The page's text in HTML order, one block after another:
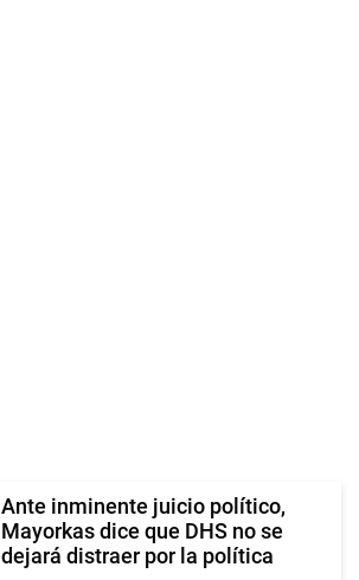
Ante inminente juicio político,
Mayorkas dice que DHS no se
dejará distraer por la política